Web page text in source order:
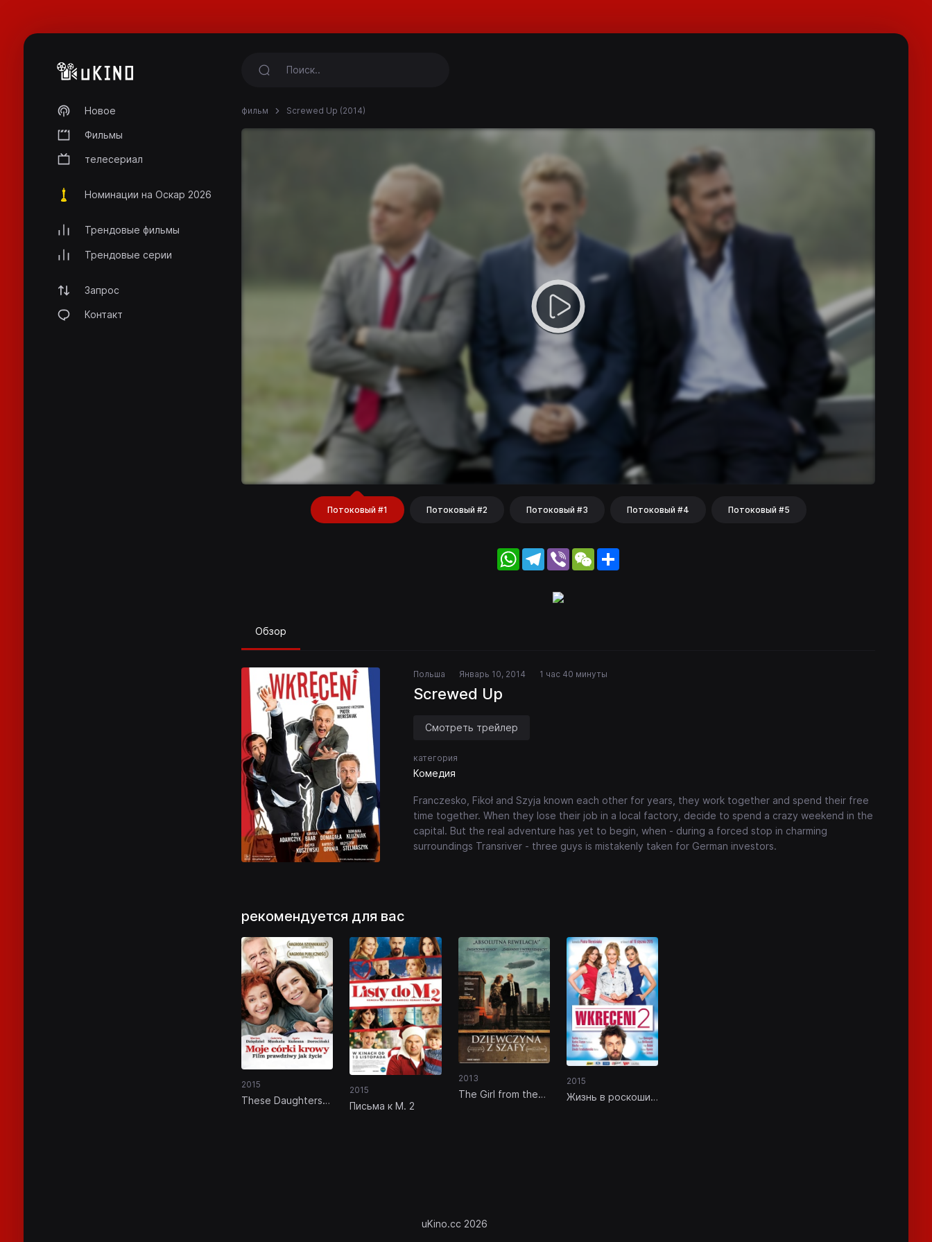
Новое
Фильмы
телесериал
Номинации на Оскар 2026
Трендовые фильмы
Трендовые серии
Запрос
Контакт
фильм Screwed Up (2014)
Потоковый #1 Потоковый #2 Потоковый #3 Потоковый #4 Потоковый #5
WhatsApp
Telegram
Viber WeChat
Обзор
Польша Январь 10, 2014 1 час 40 минуты
Screwed Up
Смотреть трейлер
категория
Комедия
Franczesko, Fikoł and Szyja known each other for years, they work together and spend their free
time together. When they lose their job in a local factory, decide to spend a crazy weekend in the
capital. But the real adventure has yet to begin, when - during a forced stop in charming
surroundings Transriver - three guys is mistakenly taken for German investors.
рекомендуется для вас
2015
These Daughters
2015
Письма к М. 2
2013
The Girl from the
2015
Жизнь в роскоши
uKino.cc 2026